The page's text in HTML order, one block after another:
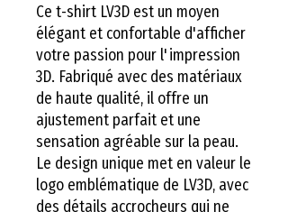
Ce t-shirt LV3D est un moyen
élégant et confortable d'afficher
votre passion pour l'impression
3D. Fabriqué avec des matériaux
de haute qualité, il offre un
ajustement parfait et une
sensation agréable sur la peau.
Le design unique met en valeur le
logo emblématique de LV3D, avec
des détails accrocheurs qui ne